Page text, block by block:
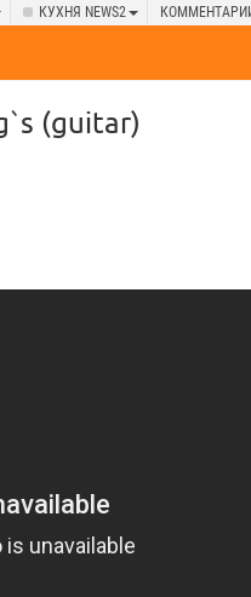
КУХНЯ NEWS2
(guitar)